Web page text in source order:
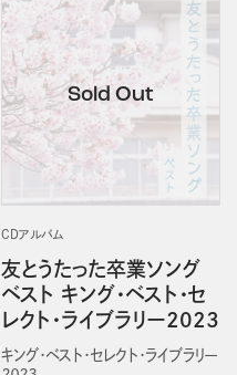
CDアルバム
友とうたった卒業ソング
ベスト キング・ベスト・セ
レクト・ライブラリー2023
キング・ベスト・セレクト・ライブラリー